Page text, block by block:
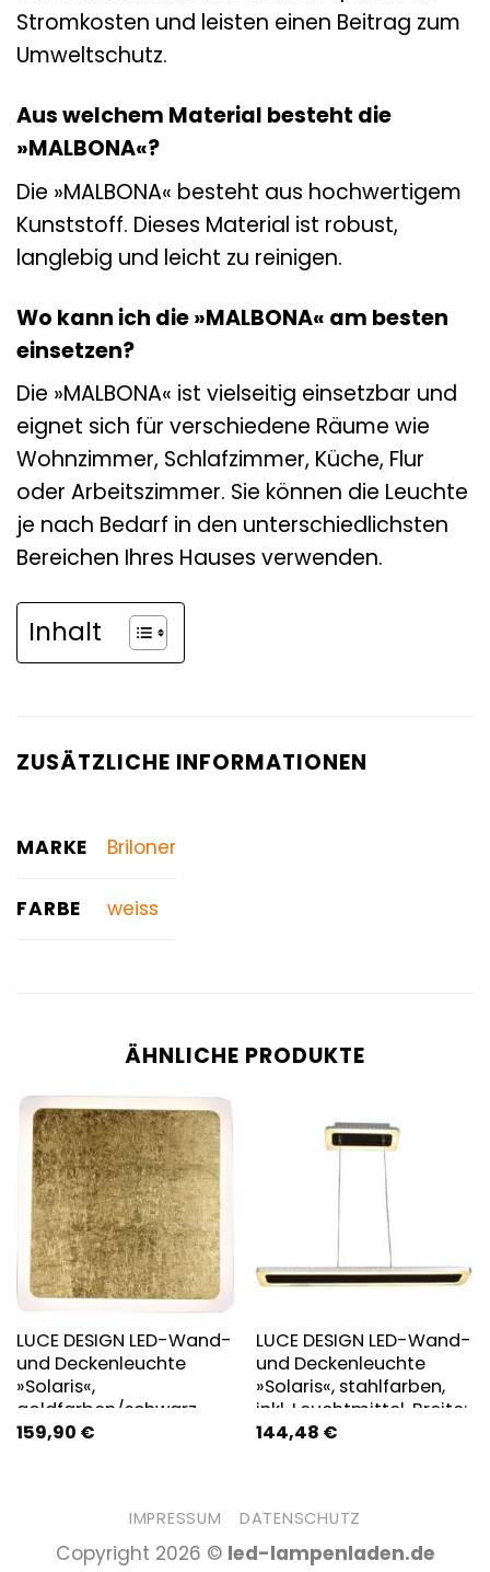
Stromkosten und leisten einen Beitrag zum
Umweltschutz.
Aus welchem Material besteht die
»MALBONA«?
Die »MALBONA« besteht aus hochwertigem
Kunststoff. Dieses Material ist robust,
langlebig und leicht zu reinigen.
Wo kann ich die »MALBONA« am besten
einsetzen?
Die »MALBONA« ist vielseitig einsetzbar und
eignet sich für verschiedene Räume wie
Wohnzimmer, Schlafzimmer, Küche, Flur
oder Arbeitszimmer. Sie können die Leuchte
je nach Bedarf in den unterschiedlichsten
Bereichen Ihres Hauses verwenden.
Inhalt
ZUSÄTZLICHE INFORMATIONEN
MARKE Briloner
FARBE weiss
ÄHNLICHE PRODUKTE
LUCE DESIGN LED-Wand-
und Deckenleuchte
»Solaris«,
goldfarben/schwarz,
inkl. Leuchtmittel, Breite:
159,90 €
LUCE DESIGN LED-Wand-
und Deckenleuchte
»Solaris«, stahlfarben,
inkl. Leuchtmittel, Breite:
12 cm – silberfarben
144,48 €
IMPRESSUM DATENSCHUTZ
Copyright 2026 © led-lampenladen.de